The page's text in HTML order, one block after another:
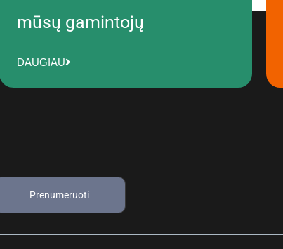
mūsų gamintojų
DAUGIAU
Prenumeruoti